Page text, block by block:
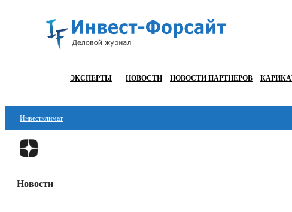
ЭКСПЕРТЫ НОВОСТИ НОВОСТИ ПАРТНЕРОВ
Инвестклимат
Финансы
Блокчейн
Новости